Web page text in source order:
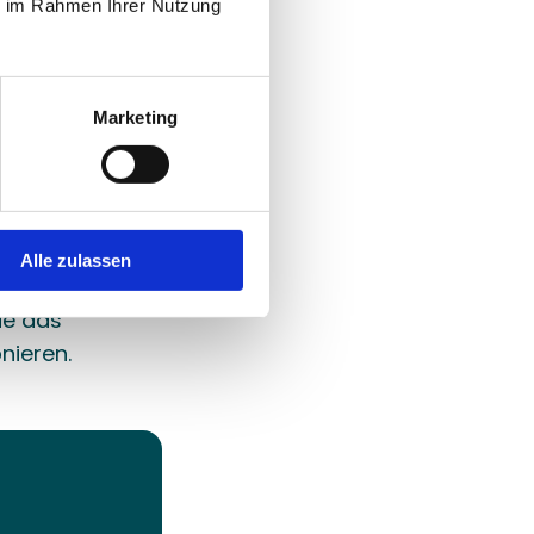
Rahmen Ihrer Nutzung
Marketing
Alle zulassen
zu
oder
zeigen
außen,
als
Indem Sie
das